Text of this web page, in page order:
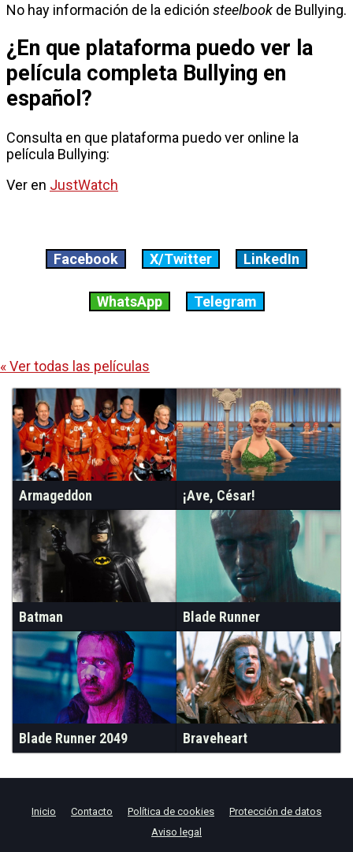
No hay información de la edición steelbook de Bullying.
¿En que plataforma puedo ver la
película completa Bullying en
español?
Consulta en que plataforma puedo ver online la
película Bullying:
Ver en JustWatch
Facebook X/Twitter LinkedIn
WhatsApp Telegram
« Ver todas las películas
Armageddon ¡Ave, César!
Batman Blade Runner
Blade Runner 2049 Braveheart
Inicio Contacto Política de cookies
Protección de datos
Aviso legal